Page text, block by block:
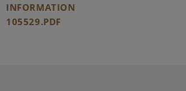
INFORMATION
105529.PDF